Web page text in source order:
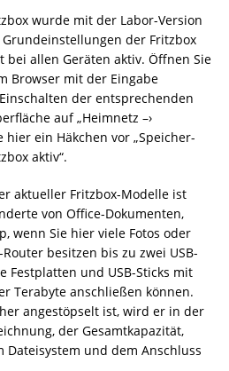
wurde mit der Labor-Version
der Fritzbox
bei allen Geräten aktiv. Öffnen Sie
Browser mit der Eingabe
der entsprechenden
auf „Heimnetz –›
hier ein Häkchen vor „Speicher-
aktiv“.
aktueller Fritzbox-Modelle ist
von Office-Dokumenten,
wenn Sie hier viele Fotos oder
besitzen bis zu zwei USB-
Festplatten und USB-Sticks mit
Terabyte anschließen können.
angestöpselt ist, wird er in der
der Gesamtkapazität,
Dateisystem und dem Anschluss